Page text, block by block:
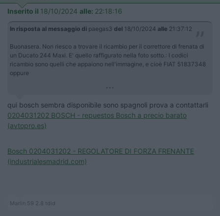
Inserito il 18/10/2024 alle: 22:18:16
In risposta al messaggio di paegas3 del 18/10/2024 alle 21:37:12
Buonasera. Non riesco a trovare il ricambio per il correttore di frenata di
un Ducato 244 Maxi. E' quello raffigurato nella foto sotto.: I codici
ricambio sono quelli che appaiono nell'immagine, e cioè FIAT 51837348
oppure
...
qui bosch sembra disponibile sono spagnoli prova a contattarli
0204031202 BOSCH - repuestos Bosch a precio barato
(avtopro.es)
Bosch 0204031202 - REGOLATORE DI FORZA FRENANTE
(industrialesmadrid.com)
Marlin 59 2.8 tdid